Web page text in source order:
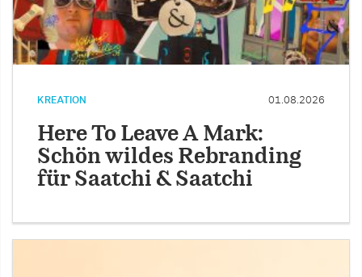
KREATION 01.08.2026
Here To Leave A Mark:
Schön wildes Rebranding
für Saatchi & Saatchi